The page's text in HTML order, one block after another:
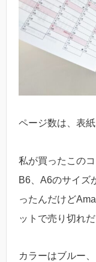
ページ数は、表
私が買ったこの
B6、A6のサイズ
ったんだけど
ットで売り切れ
カラーはブルー